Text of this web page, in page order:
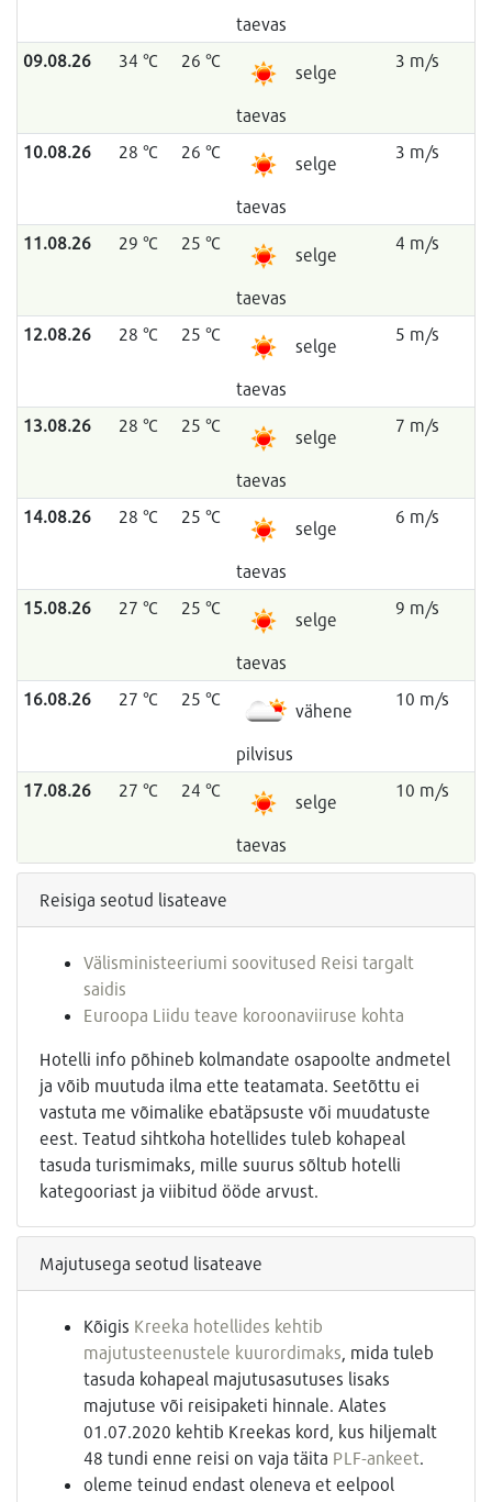
taevas
09.08.26 34 °C 26 °C
selge
taevas
3 m/s
10.08.26 28 °C 26 °C
selge
taevas
3 m/s
11.08.26 29 °C 25 °C
selge
taevas
4 m/s
12.08.26 28 °C 25 °C
selge
taevas
5 m/s
13.08.26 28 °C 25 °C
selge
taevas
7 m/s
14.08.26 28 °C 25 °C
selge
taevas
6 m/s
15.08.26 27 °C 25 °C
selge
taevas
9 m/s
16.08.26 27 °C 25 °C
vähene
pilvisus
10 m/s
17.08.26 27 °C 24 °C
selge
taevas
10 m/s
Reisiga seotud lisateave
Välisministeeriumi soovitused Reisi targalt
saidis
Euroopa Liidu teave koroonaviiruse kohta
Hotelli info põhineb kolmandate osapoolte andmetel
ja võib muutuda ilma ette teatamata. Seetõttu ei
vastuta me võimalike ebatäpsuste või muudatuste
eest. Teatud sihtkoha hotellides tuleb kohapeal
tasuda turismimaks, mille suurus sõltub hotelli
kategooriast ja viibitud ööde arvust.
Majutusega seotud lisateave
Kõigis Kreeka hotellides kehtib
majutusteenustele kuurordimaks , mida tuleb
tasuda kohapeal majutusasutuses lisaks
majutuse või reisipaketi hinnale. Alates
01.07.2020 kehtib Kreekas kord, kus hiljemalt
48 tundi enne reisi on vaja täita PLF-ankeet
oleme teinud endast oleneva et eelpool